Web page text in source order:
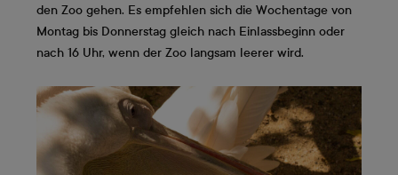
den Zoo gehen. Es empfehlen sich die Wochentage von
Montag bis Donnerstag gleich nach Einlassbeginn oder
nach 16 Uhr, wenn der Zoo langsam leerer wird.